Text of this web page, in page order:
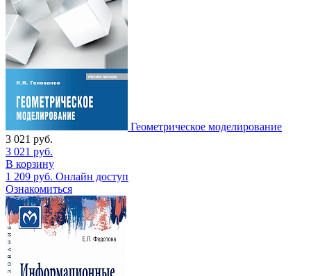
Геометрическое моделирование
3 021 руб.
3 021 руб.
В корзину
1 209 руб. Онлайн доступ
Ознакомиться